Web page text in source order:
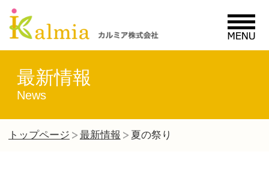
MENU
最新情報
News
トップページ 最新情報 夏の祭り